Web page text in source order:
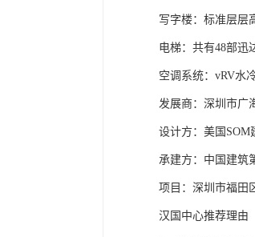
写字楼：标准层层
电梯：共有48部迅
空调系统：vRV水
发展商：深圳市广
设计方：美国SOM
承建方：中国建筑
项目：深圳市福田
汉国中心推荐理由